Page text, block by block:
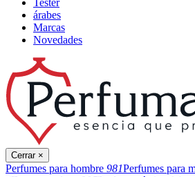
Tester
Perfumes
árabes
Marcas
Novedades
Cerrar ×
Perfumes para hombre 981Perfumes para